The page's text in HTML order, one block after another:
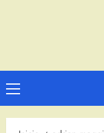
Menú
principal